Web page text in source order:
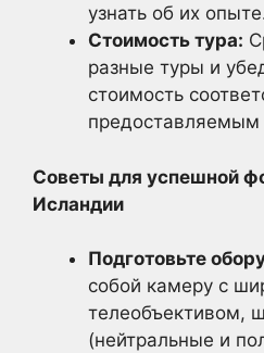
узнать об их
Стоимость тура:
разные туры и
стоимость
предоставляемым
Советы для успешной
Исландии
Подготовьте
собой камеру с
телеобъективом,
(нейтральные и